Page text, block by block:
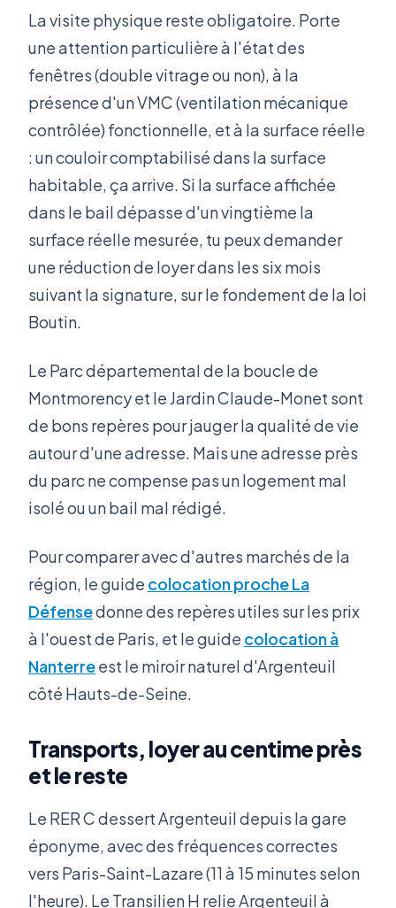
La visite physique reste obligatoire. Porte
une attention particulière à l'état des
fenêtres (double vitrage ou non), à la
présence d'un VMC (ventilation mécanique
contrôlée) fonctionnelle, et à la surface réelle
: un couloir comptabilisé dans la surface
habitable, ça arrive. Si la surface affichée
dans le bail dépasse d'un vingtième la
surface réelle mesurée, tu peux demander
une réduction de loyer dans les six mois
suivant la signature, sur le fondement de la loi
Boutin.
Le Parc départemental de la boucle de
Montmorency et le Jardin Claude-Monet sont
de bons repères pour jauger la qualité de vie
autour d'une adresse. Mais une adresse près
du parc ne compense pas un logement mal
isolé ou un bail mal rédigé.
Pour comparer avec d'autres marchés de la
région, le guide colocation proche La
Défensedonne des repères utiles sur les prix
à l'ouest de Paris, et le guide colocation à
Nanterreest le miroir naturel d'Argenteuil
côté Hauts-de-Seine.
Transports, loyer au centime près
et le reste
Le RER C dessert Argenteuil depuis la gare
éponyme, avec des fréquences correctes
vers Paris-Saint-Lazare (11 à 15 minutes selon
l'heure). Le Transilien H relie Argenteuil à